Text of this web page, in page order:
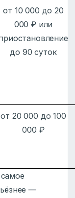
от 10 000 до 20
000 ₽ или
до 90 суток
от 20 000 до 100
000 ₽
—